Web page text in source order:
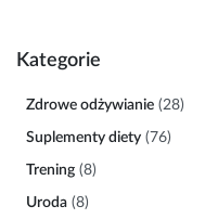
Kategorie
Zdrowe odżywianie (28)
Suplementy diety (76)
Trening (8)
Uroda (8)